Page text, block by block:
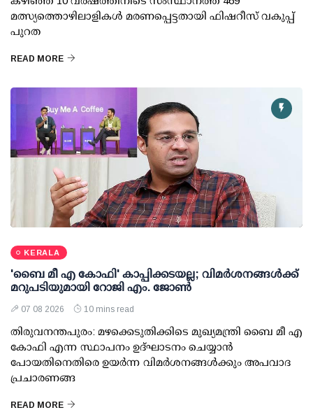
മത്സ്യത്തൊഴിലാളികള്‍ മരണപ്പെട്ടതായി ഫിഷറീസ് വകുപ്പ്
പുറത
READ MORE
KERALA
'ബൈ മീ എ കോഫി' കാപ്പിക്കടയല്ല; വിമര്‍ശനങ്ങള്‍ക്ക്
മറുപടിയുമായി റോജി എം. ജോണ്‍
07 08 2026 10 mins read
തിരുവനന്തപുരം: മഴക്കെടുതിക്കിടെ മുഖ്യമന്ത്രി ബൈ മീ എ
കോഫി എന്ന സ്ഥാപനം ഉദ്ഘാടനം ചെയ്യാന്‍
പോയതിനെതിരെ ഉയര്‍ന്ന വിമര്‍ശനങ്ങള്‍ക്കും അപവാദ
പ്രചാരണങ്ങ
READ MORE